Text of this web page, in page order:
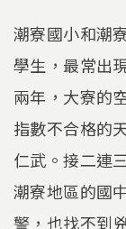
潮寮國小和潮
學生，最常出
兩年，大寮的
指數不合格的
仁武。接二連
潮寮地區的國
警，也找不到